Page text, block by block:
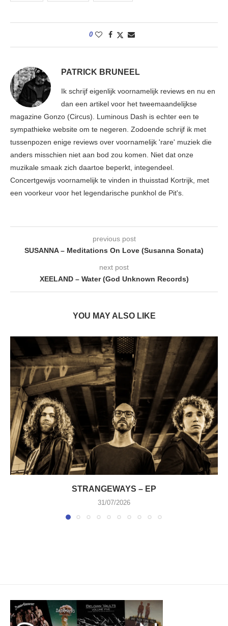
0
PATRICK BRUNEEL
Ik schrijf eigenlijk voornamelijk reviews en nu en
dan een artikel voor het tweemaandelijkse
magazine Gonzo (Circus). Luminous Dash is echter een te
sympathieke website om te negeren. Zodoende schrijf ik met
tussenpozen enige reviews over voornamelijk 'rare' muziek die
anders misschien niet aan bod zou komen. Niet dat onze
muzikale smaak zich daartoe beperkt, integendeel.
Concertgewijs voornamelijk te vinden in thuisstad Kortrijk, met
een voorkeur voor het legendarische punkhol de Pit's.
previous post
SUSANNA – Meditations On Love (Susanna Sonata)
next post
XEELAND – Water (God Unknown Records)
YOU MAY ALSO LIKE
STRANGEWAYS – EP
31/07/2026